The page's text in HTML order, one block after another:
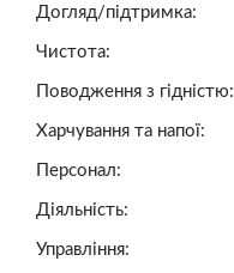
Догляд/підтримка:
Чистота:
Поводження з гідністю:
Харчування та напої:
Персонал:
Діяльність:
Управління: